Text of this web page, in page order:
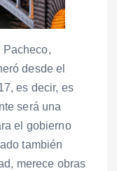
Pacheco,
desde el
es decir, es
será una
el gobierno
también
merece obras